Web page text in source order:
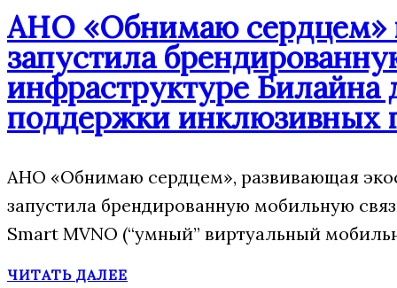
АНО «Обнимаю сердцем»
запустила
инфраструктуре Билайна
поддержки инклюзивных
АНО «Обнимаю сердцем», развивающая
запустила брендированную мобильную
Smart MVNO (“умный” виртуальный
ЧИТАТЬ ДАЛЕЕ